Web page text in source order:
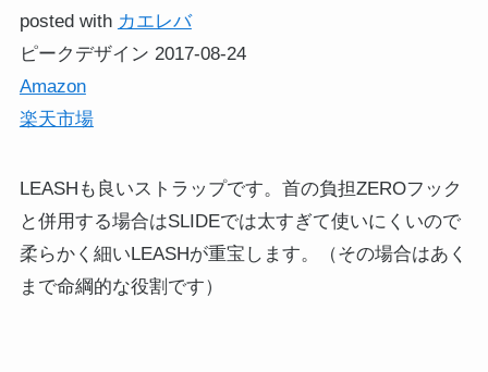
posted with カエレバ
ピークデザイン 2017-08-24
Amazon
楽天市場
LEASHも良いストラップです。首の負担ZEROフック
と併用する場合はSLIDEでは太すぎて使いにくいので
柔らかく細いLEASHが重宝します。（その場合はあく
まで命綱的な役割です）